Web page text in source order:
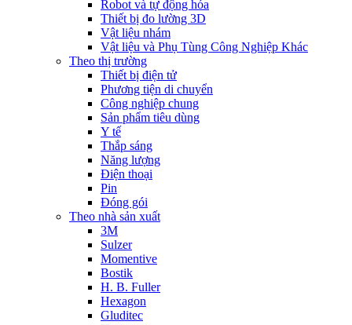
Robot và tự động hóa
Thiết bị đo lường 3D
Vật liệu nhám
Vật liệu và Phụ Tùng Công Nghiệp Khác
Theo thị trường
Thiết bị điện tử
Phương tiện di chuyển
Công nghiệp chung
Sản phẩm tiêu dùng
Y tế
Thắp sáng
Năng lượng
Điện thoại
Pin
Đóng gói
Theo nhà sản xuất
3M
Sulzer
Momentive
Bostik
H. B. Fuller
Hexagon
Gluditec